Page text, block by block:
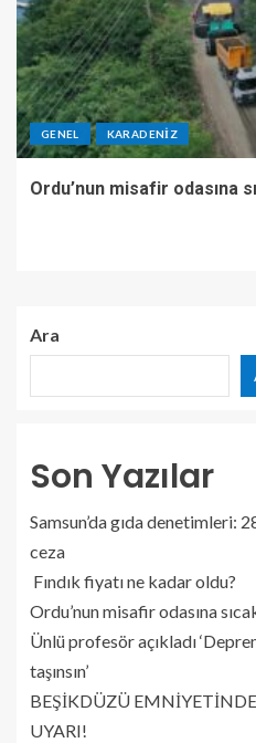
GENEL KARADENIZ
Ordu’nun misafir odasına
Ara
Son Yazılar
Samsun’da gıda denetimleri:
ceza
Fındık fiyatı ne kadar oldu?
Ordu’nun misafir odasına
Ünlü profesör açıkladı
taşınsın’
BEŞİKDÜZÜ
UYARI!